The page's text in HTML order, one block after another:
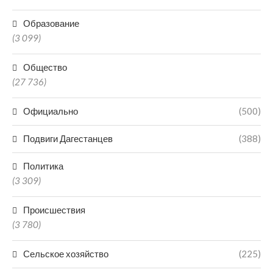
Образование
(3 099)
Общество
(27 736)
Официально (500)
Подвиги Дагестанцев (388)
Политика
(3 309)
Происшествия
(3 780)
Сельское хозяйство (225)